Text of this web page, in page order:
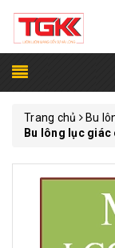
Trang chủ
Bu
Bu lông lục